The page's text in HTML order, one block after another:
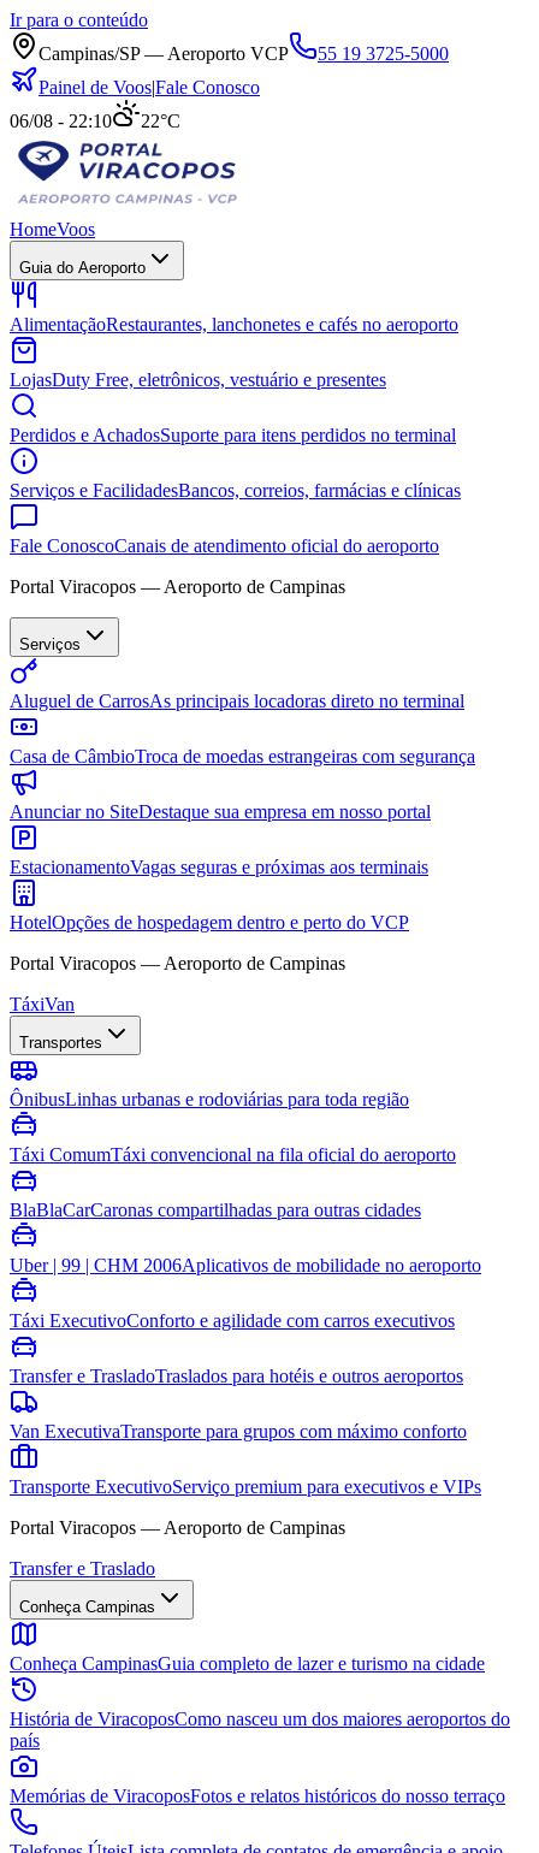
Ir para o conteúdo
Campinas/SP — Aeroporto VCP
55 19 3725-5000
Painel de Voos|Fale Conosco
06/08 - 22:10
22°C
HomeVoos
Guia do Aeroporto
AlimentaçãoRestaurantes, lanchonetes e cafés no aeroporto
LojasDuty Free, eletrônicos, vestuário e presentes
Perdidos e AchadosSuporte para itens perdidos no terminal
Serviços e FacilidadesBancos, correios, farmácias e clínicas
Fale ConoscoCanais de atendimento oficial do aeroporto
Portal Viracopos — Aeroporto de Campinas
Serviços
Aluguel de CarrosAs principais locadoras direto no terminal
Casa de CâmbioTroca de moedas estrangeiras com segurança
Anunciar no SiteDestaque sua empresa em nosso portal
EstacionamentoVagas seguras e próximas aos terminais
HotelOpções de hospedagem dentro e perto do VCP
Portal Viracopos — Aeroporto de Campinas
TáxiVan
Transportes
ÔnibusLinhas urbanas e rodoviárias para toda região
Táxi ComumTáxi convencional na fila oficial do aeroporto
BlaBlaCarCaronas compartilhadas para outras cidades
Uber | 99 | CHM 2006Aplicativos de mobilidade no aeroporto
Táxi ExecutivoConforto e agilidade com carros executivos
Transfer e TrasladoTraslados para hotéis e outros aeroportos
Van ExecutivaTransporte para grupos com máximo conforto
Transporte ExecutivoServiço premium para executivos e VIPs
Portal Viracopos — Aeroporto de Campinas
Transfer e Traslado
Conheça Campinas
Conheça CampinasGuia completo de lazer e turismo na cidade
História de ViracoposComo nasceu um dos maiores aeroportos do
país
Memórias de ViracoposFotos e relatos históricos do nosso terraço